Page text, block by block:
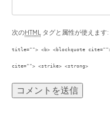
次のHTMLタグと属性が使えます:
title=""> <b> <blockquote
cite=""> <strike> <strong>